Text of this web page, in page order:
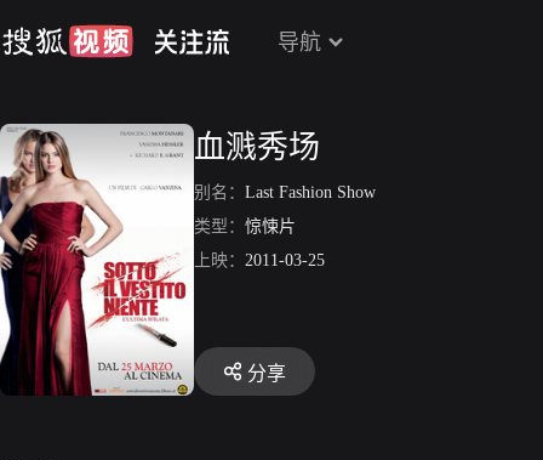
导航
血溅秀场
别名： Last Fashion Show
类型： 惊悚片
上映： 2011-03-25
分享